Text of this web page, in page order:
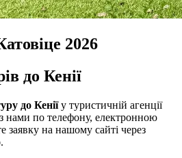
2026
до Кенії
до Кеніїу туристичній агенції
нами по телефону, електронною
на нашому сайті через